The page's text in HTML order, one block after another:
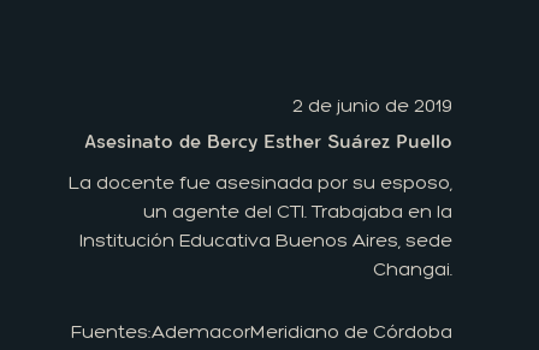
2 de junio de 2019
Asesinato de Bercy Esther Suárez Puello
La docente fue asesinada por su esposo,
un agente del CTI. Trabajaba en la
Institución Educativa Buenos Aires, sede
Changai.
Fuentes:AdemacorMeridiano de Córdoba